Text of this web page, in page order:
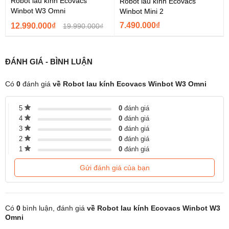
Toàn bộ quy trình diễn ra nhanh gọn, đảm bảo khăn lau luôn sạch,
sẵn sàng cho mỗi chu trình làm việc.
Ecovacs Winbot W3 Omnitự làm sạch trạm,
khăn lau có khả năng giữ nước cao
Cơ chế tự làm sạch trạm sau mỗi chu kỳ hoạt động, giúp duy trì
môi trường bên trong luôn sạch sẽ mà không cần can thiệp thủ
công. Khi kích hoạt, hệ thống tiến hành chà rửa sâu, lưỡi gạt phía
sau đĩa sẽ loại bỏ cặn bẩn bám trên thành buồng, toàn bộ nước
Winbot W3 Omni
12.990.000₫ 19.990.000₫
Winbot Mini 2
7.490.000₫
ĐÁNH GIÁ - BÌNH LUẬN
Có 0 đánh giá về Robot lau kính Ecovacs Winbot W3 Omni
5 0 đánh giá
4
0 đánh giá
3
0 đánh giá
2
0 đánh giá
1
0 đánh giá
Gửi đánh giá của bạn
Có 0 bình luận, đánh giá về Robot lau kính Ecovacs Winbot W3
Omni